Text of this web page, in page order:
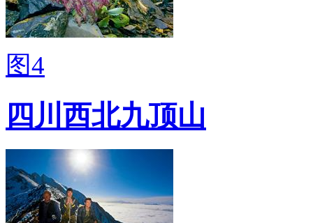
图4
四川西北九顶山